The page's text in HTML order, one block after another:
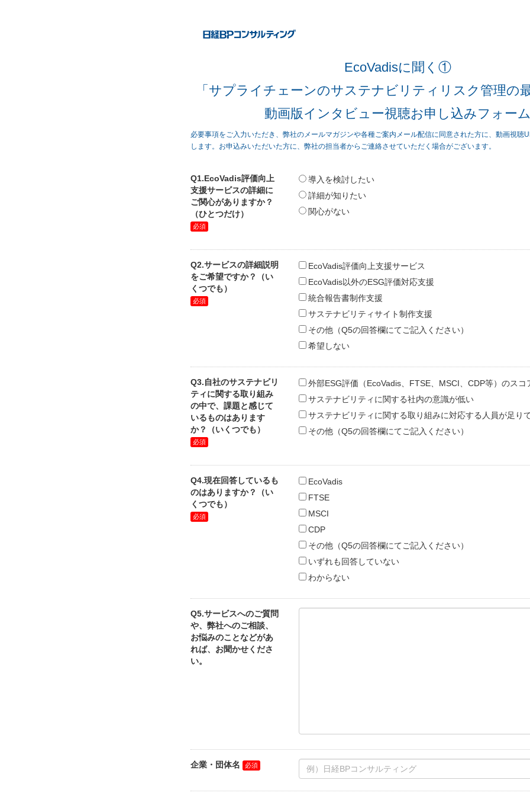
EcoVadisに聞く①
「サプライチェーンのサステナビリティリスク管理の
動画版インタビュー視聴お申し込みフォーム
必要事項をご入力いただき、弊社のメールマガジンや各種ご案内メール配信に同意された方に、動画視聴
します。お申込みいただいた方に、弊社の担当者からご連絡させていただく場合がございます。
Q1.EcoVadis評価向上
支援サービスの詳細に
ご関心がありますか？
（ひとつだけ）
導入を検討したい
詳細が知りたい
関心がない
Q2.サービスの詳細説明
をご希望ですか？（い
くつでも）
EcoVadis評価向上支援サービス
EcoVadis以外のESG評価対応支援
統合報告書制作支援
サステナビリティサイト制作支援
その他（Q5の回答欄にてご記入ください）
希望しない
Q3.自社のサステナビリ
ティに関する取り組み
の中で、課題と感じて
いるものはあります
か？（いくつでも）
外部ESG評価（EcoVadis、FTSE、MSCI、CDP等）のスコ
サステナビリティに関する社内の意識が低い
サステナビリティに関する取り組みに対応する人員が足り
その他（Q5の回答欄にてご記入ください）
Q4.現在回答しているも
のはありますか？（い
くつでも）
EcoVadis
FTSE
MSCI
CDP
その他（Q5の回答欄にてご記入ください）
いずれも回答していない
わからない
Q5.サービスへのご質問
や、弊社へのご相談、
お悩みのことなどがあ
れば、お聞かせくださ
い。
企業・団体名